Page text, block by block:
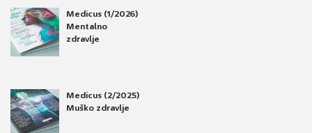
Medicus (1/2026)
Mentalno
zdravlje
Medicus (2/2025)
Muško zdravlje